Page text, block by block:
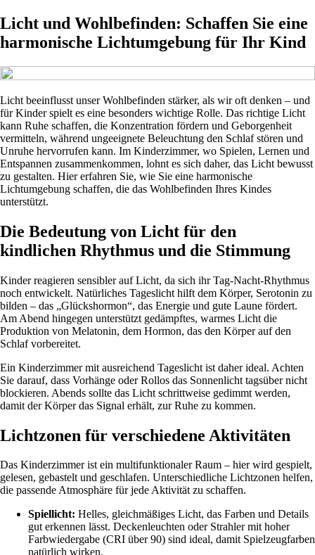
Licht und Wohlbefinden: Schaffen Sie eine
harmonische Lichtumgebung für Ihr Kind
Licht beeinflusst unser Wohlbefinden stärker, als wir oft denken – und
für Kinder spielt es eine besonders wichtige Rolle. Das richtige Licht
kann Ruhe schaffen, die Konzentration fördern und Geborgenheit
vermitteln, während ungeeignete Beleuchtung den Schlaf stören und
Unruhe hervorrufen kann. Im Kinderzimmer, wo Spielen, Lernen und
Entspannen zusammenkommen, lohnt es sich daher, das Licht bewusst
zu gestalten. Hier erfahren Sie, wie Sie eine harmonische
Lichtumgebung schaffen, die das Wohlbefinden Ihres Kindes
unterstützt.
Die Bedeutung von Licht für den
kindlichen Rhythmus und die Stimmung
Kinder reagieren sensibler auf Licht, da sich ihr Tag-Nacht-Rhythmus
noch entwickelt. Natürliches Tageslicht hilft dem Körper, Serotonin zu
bilden – das „Glückshormon“, das Energie und gute Laune fördert.
Am Abend hingegen unterstützt gedämpftes, warmes Licht die
Produktion von Melatonin, dem Hormon, das den Körper auf den
Schlaf vorbereitet.
Ein Kinderzimmer mit ausreichend Tageslicht ist daher ideal. Achten
Sie darauf, dass Vorhänge oder Rollos das Sonnenlicht tagsüber nicht
blockieren. Abends sollte das Licht schrittweise gedimmt werden,
damit der Körper das Signal erhält, zur Ruhe zu kommen.
Lichtzonen für verschiedene Aktivitäten
Das Kinderzimmer ist ein multifunktionaler Raum – hier wird gespielt,
gelesen, gebastelt und geschlafen. Unterschiedliche Lichtzonen helfen,
die passende Atmosphäre für jede Aktivität zu schaffen.
Spiellicht: Helles, gleichmäßiges Licht, das Farben und Details
gut erkennen lässt. Deckenleuchten oder Strahler mit hoher
Farbwiedergabe (CRI über 90) sind ideal, damit Spielzeugfarben
natürlich wirken.